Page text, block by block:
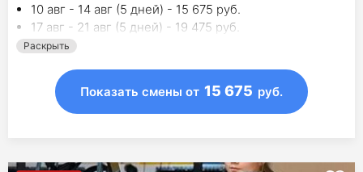
10 авг - 14 авг (5 дней) - 15 675 руб.
17 авг - 21 авг (5 дней) - 19 475 руб.
Раскрыть
Показать смены от 15 675 руб.